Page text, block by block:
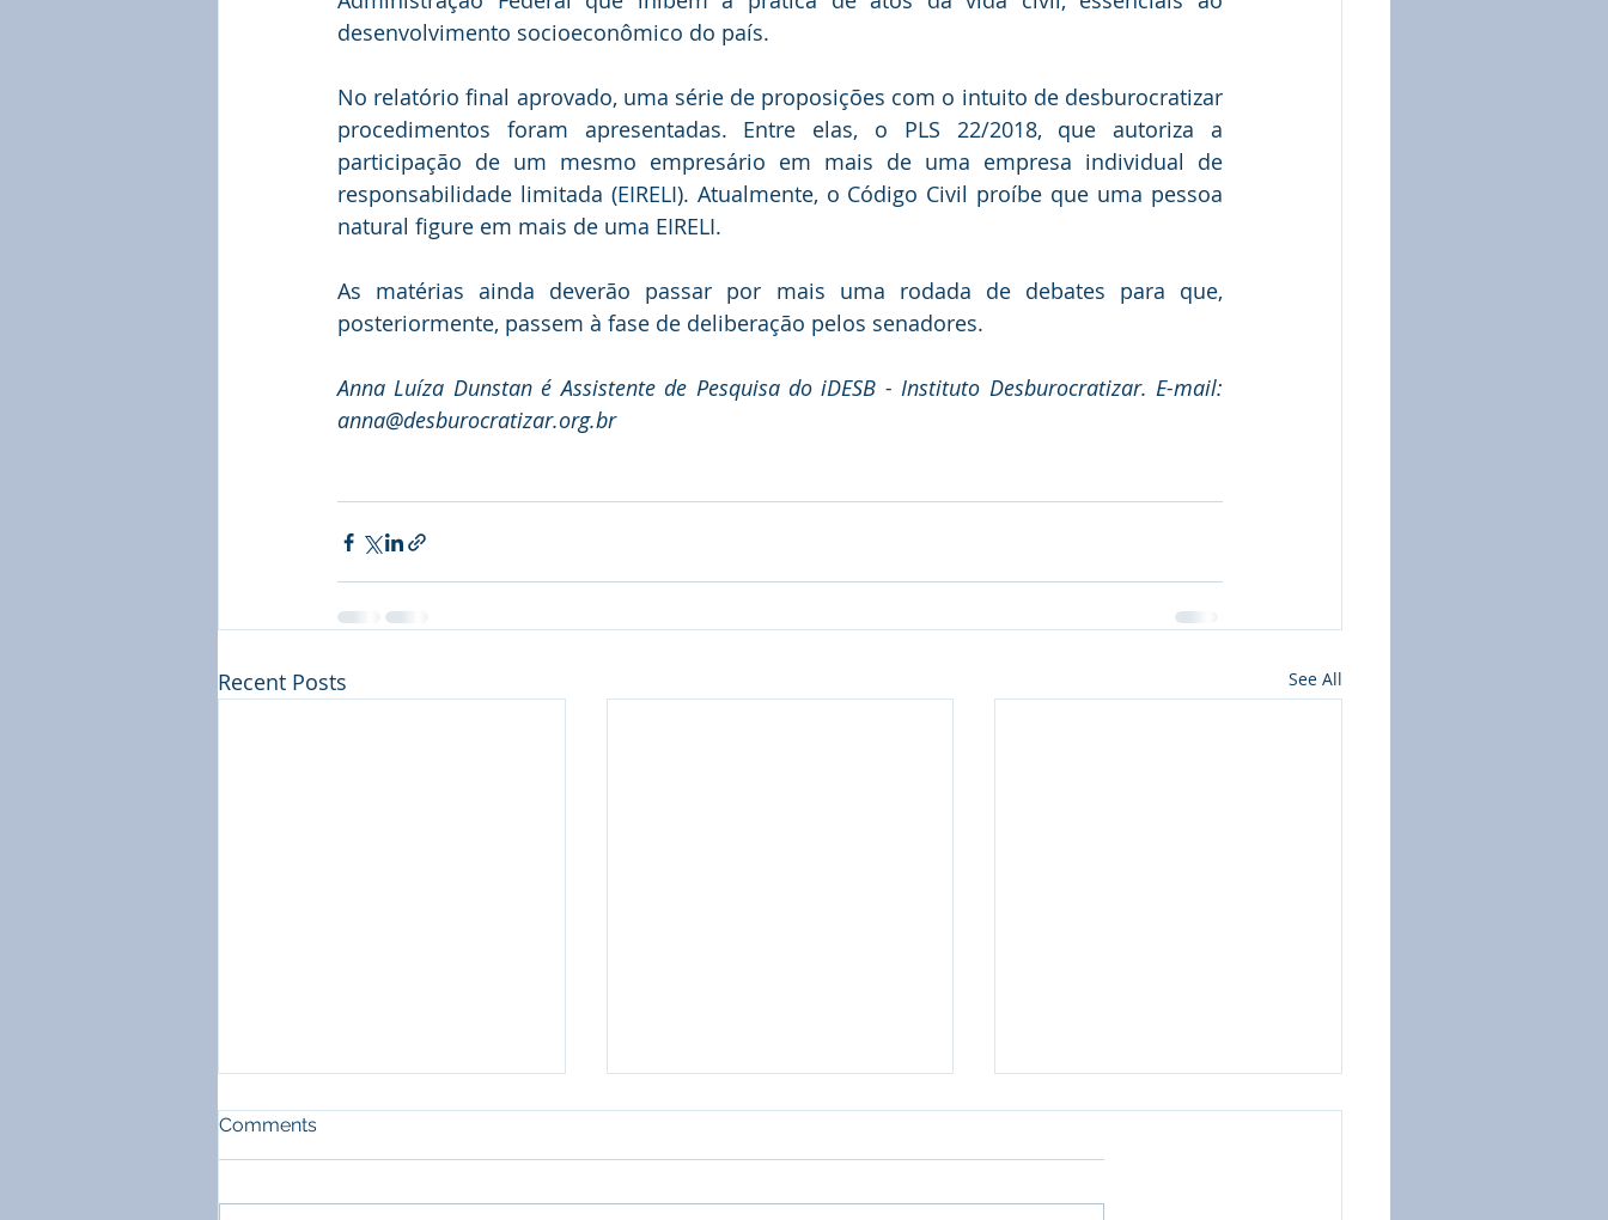
desenvolvimento socioeconômico do país.
No relatório final aprovado, uma série de proposições com o intuito de desburocratizar
procedimentos foram apresentadas. Entre elas, o PLS 22/2018, que autoriza a
participação de um mesmo empresário em mais de uma empresa individual de
responsabilidade limitada (EIRELI). Atualmente, o Código Civil proíbe que uma pessoa
natural figure em mais de uma EIRELI.
As matérias ainda deverão passar por mais uma rodada de debates para que,
posteriormente, passem à fase de deliberação pelos senadores.
Anna Luíza Dunstan é Assistente de Pesquisa do iDESB - Instituto Desburocratizar. E-mail:
anna@desburocratizar.org.br
Recent Posts See All
Comments